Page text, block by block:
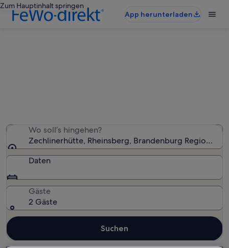
Zum Hauptinhalt springen
App herunterladen
Wo soll’s hingehen?
Zechlinerhütte, Rheinsberg, Brandenburg Region,
Daten
Gäste
2 Gäste
Suchen